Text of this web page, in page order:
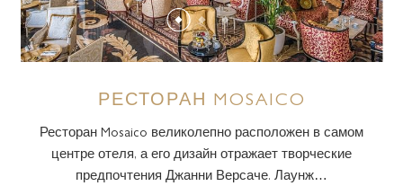
РЕСТОРАН MOSAICO
Ресторан Mosaico великолепно расположен в самом
центре отеля, а его дизайн отражает творческие
предпочтения Джанни Версаче. Лаунж…